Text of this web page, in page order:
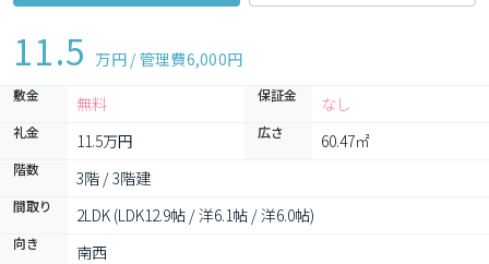
11.5 万円 / 管理費6,000円
敷金 無料 保証金 なし
礼金 11.5万円 広さ 60.47㎡
階数 3階 / 3階建
間取り 2LDK (LDK12.9帖 / 洋6.1帖 / 洋6.0帖)
向き
南西